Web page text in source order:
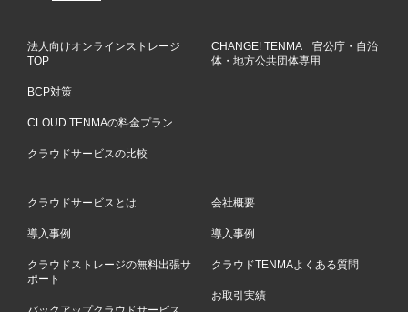
法人向けオンラインストレージ
TOP
BCP対策
CLOUD TENMAの料金プラン
クラウドサービスの比較
CHANGE! TENMA 官公庁・自治
体・地方公共団体専用
クラウドサービスとは
導入事例
クラウドストレージの無料出張サ
ポート
会社概要
導入事例
クラウドTENMAよくある質問
お取引実績